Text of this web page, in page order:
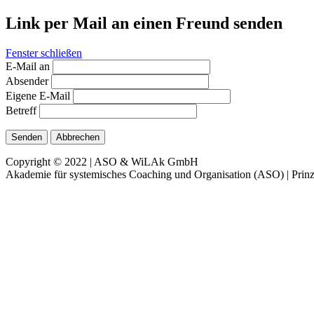
Link per Mail an einen Freund senden
Fenster schließen
E-Mail an
Absender
Eigene E-Mail
Betreff
Senden Abbrechen
Copyright © 2022 | ASO & WiLAk GmbH
Akademie für systemisches Coaching und Organisation (ASO) |